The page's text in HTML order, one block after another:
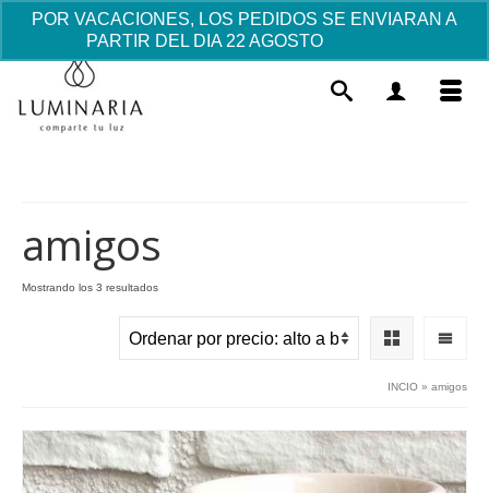
POR VACACIONES, LOS PEDIDOS SE ENVIARAN A
PARTIR DEL DIA 22 AGOSTO
amigos
Mostrando los 3 resultadosOrdenado
INCIO » amigos
Reloj Confirmación Casio Digital 35mm
- Rosado
AÑADIR